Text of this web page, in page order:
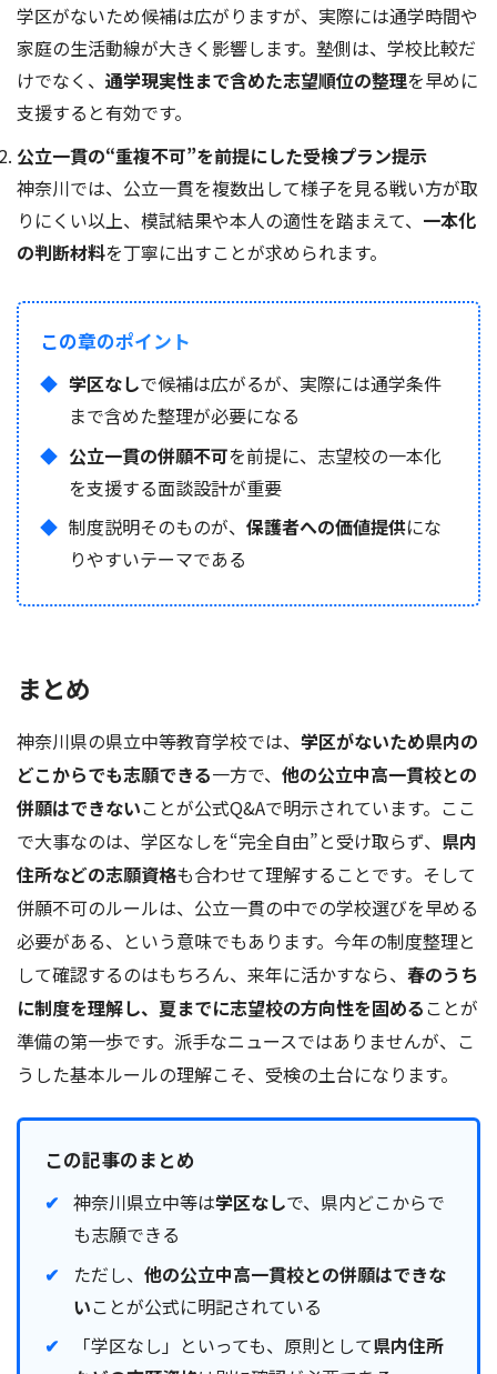
学区がないため候補は広がりますが、実際には通学時間や
家庭の生活動線が大きく影響します。塾側は、学校比較だ
けでなく、 通学現実性まで含めた志望順位の整理を早めに
支援すると有効です。
公立一貫の“重複不可”を前提にした受検プラン提示
神奈川では、公立一貫を複数出して様子を見る戦い方が取
りにくい以上、模試結果や本人の適性を踏まえて、 一本化
の判断材料を丁寧に出すことが求められます。
この章のポイント
学区なしで候補は広がるが、実際には通学条件
まで含めた整理が必要になる
公立一貫の併願不可を前提に、志望校の一本化
を支援する面談設計が重要
制度説明そのものが、 保護者への価値提供にな
りやすいテーマである
まとめ
神奈川県の県立中等教育学校では、 学区がないため県内の
どこからでも志願できる一方で、 他の公立中高一貫校との
併願はできないことが公式Q&Aで明示されています。ここ
で大事なのは、学区なしを“完全自由”と受け取らず、 県内
住所などの志願資格も合わせて理解することです。そして
併願不可のルールは、公立一貫の中での学校選びを早める
必要がある、という意味でもあります。今年の制度整理と
して確認するのはもちろん、来年に活かすなら、 春のうち
に制度を理解し、夏までに志望校の方向性を固める ことが
準備の第一歩です。派手なニュースではありませんが、こ
うした基本ルールの理解こそ、受検の土台になります。
この記事のまとめ
神奈川県立中等は学区なしで、県内どこからで
も志願できる
ただし、 他の公立中高一貫校との併願はできな
いことが公式に明記されている
「学区なし」といっても、原則として県内住所